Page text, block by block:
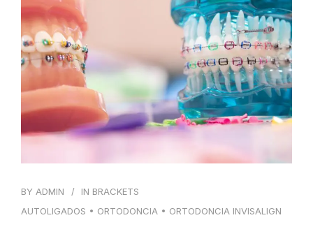
BY ADMIN IN BRACKETS
AUTOLIGADOS • ORTODONCIA • ORTODONCIA INVISALIGN